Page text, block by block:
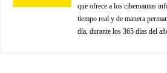
que ofrece a los cibernautas
tiempo real y de manera
día, durante los 365 días del